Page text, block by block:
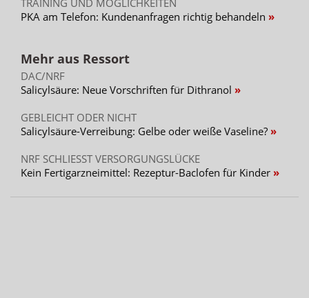
PKA am Telefon: Kundenanfragen richtig behandeln
Mehr aus Ressort
DAC/NRF
Salicylsäure: Neue Vorschriften für Dithranol
GEBLEICHT ODER NICHT
Salicylsäure-Verreibung: Gelbe oder weiße Vaseline?
NRF SCHLIESST VERSORGUNGSLÜCKE
Kein Fertigarzneimittel: Rezeptur-Baclofen für Kinder